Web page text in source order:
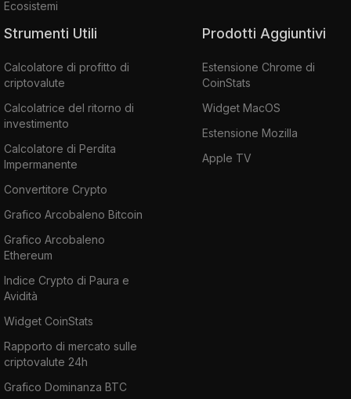
Ecosistemi
Strumenti Utili
Calcolatore di profitto di
criptovalute
Calcolatrice del ritorno di
investimento
Calcolatore di Perdita
Impermanente
Convertitore Crypto
Grafico Arcobaleno Bitcoin
Grafico Arcobaleno
Ethereum
Indice Crypto di Paura e
Avidità
Widget CoinStats
Rapporto di mercato sulle
criptovalute 24h
Grafico Dominanza BTC
Prodotti Aggiuntivi
Estensione Chrome di
CoinStats
Widget MacOS
Estensione Mozilla
Apple TV